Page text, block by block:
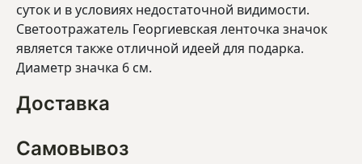
суток и в условиях недостаточной видимости.
Светоотражатель Георгиевская ленточка значок
является также отличной идеей для подарка.
Диаметр значка 6 см.
Доставка
Самовывоз